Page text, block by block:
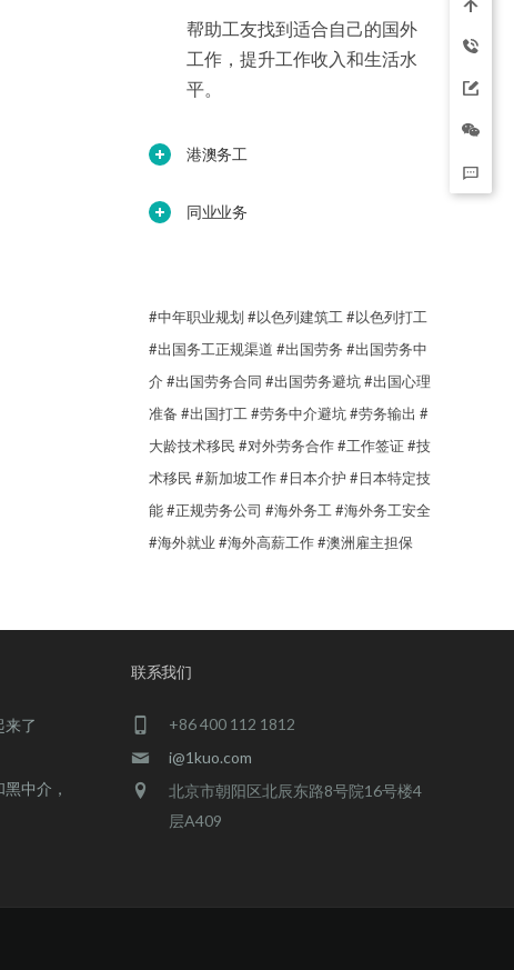
帮助工友找到适合自己的国外
工作，提升工作收入和生活水
平。
港澳务工
同业业务
#中年职业规划 #以色列建筑工 #以色列打工
#出国务工正规渠道 #出国劳务 #出国劳务中
介 #出国劳务合同 #出国劳务避坑#出国心理
准备 #出国打工 #劳务中介避坑#劳务输出 #
大龄技术移民 #对外劳务合作#工作签证#技
术移民 #新加坡工作#日本介护 #日本特定技
能#正规劳务公司 #海外务工 #海外务工安全
#海外就业 #海外高薪工作#澳洲雇主担保
来了
中介，
联系我们
+86 400 112 1812
i@1kuo.com
北京市朝阳区北辰东路8号院16号楼4
层A409